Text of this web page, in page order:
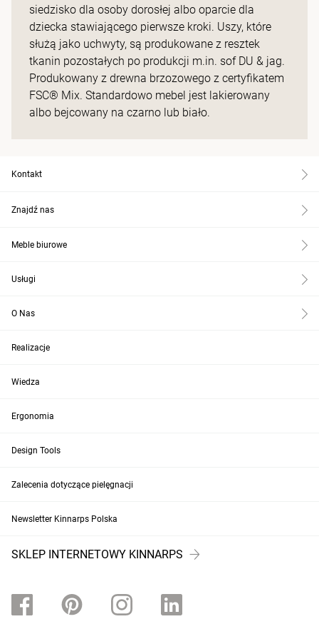
siedzisko dla osoby dorosłej albo oparcie dla
dziecka stawiającego pierwsze kroki. Uszy, które
służą jako uchwyty, są produkowane z resztek
tkanin pozostałych po produkcji m.in. sof DU & jag.
Produkowany z drewna brzozowego z certyfikatem
FSC® Mix. Standardowo mebel jest lakierowany
albo bejcowany na czarno lub biało.
Kontakt
Znajdź nas
Meble biurowe
Usługi
O Nas
Realizacje
Wiedza
Ergonomia
Design Tools
Zalecenia dotyczące pielęgnacji
Newsletter Kinnarps Polska
SKLEP INTERNETOWY KINNARPS